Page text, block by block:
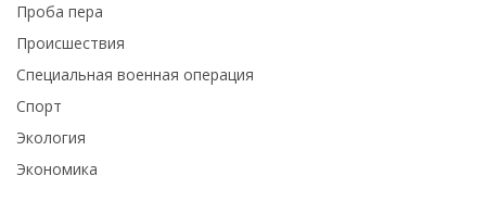
Проба пера
Происшествия
Специальная военная операция
Спорт
Экология
Экономика